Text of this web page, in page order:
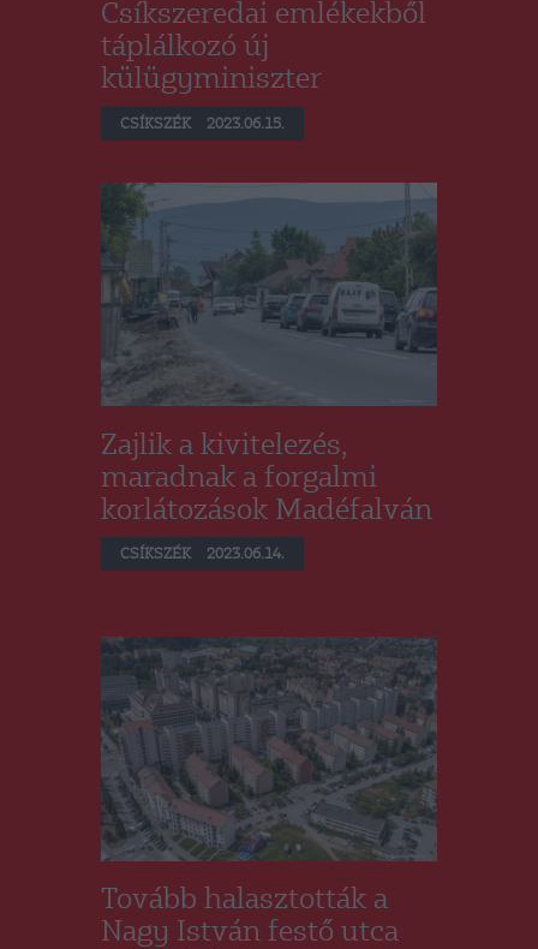
Csíkszeredai emlékekből
táplálkozó új
külügyminiszter
CSÍKSZÉK 2023.06.15.
Zajlik a kivitelezés,
maradnak a forgalmi
korlátozások Madéfalván
CSÍKSZÉK 2023.06.14.
Tovább halasztották a
Nagy István festő utca